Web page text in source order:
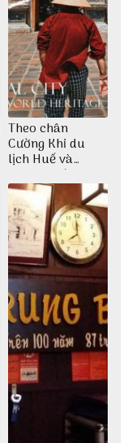
Theo chân
Cường Khỉ du
lịch Huế và
check-in đúng
những góc chụp
đẹp